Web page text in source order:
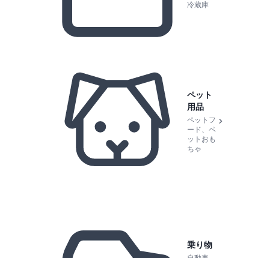
冷蔵庫
ペット
用品
ペットフ
ード、ペ
ットおも
ちゃ
乗り物